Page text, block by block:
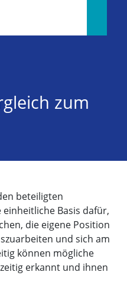
zum
beteiligten
Basis dafür,
die eigene Position
und sich am
können mögliche
erkannt und ihnen